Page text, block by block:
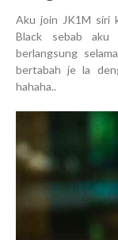
Aku join JK1M siri
Black sebab
berlangsung
bertabah je la
hahaha..